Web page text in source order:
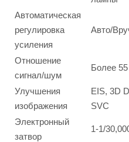
Автоматическая
регулировка
усиления
Авто/
Отношение
сигнал/шум
Более
Улучшения
изображения
EIS, 3D
SVC
Электронный
затвор
1-1/